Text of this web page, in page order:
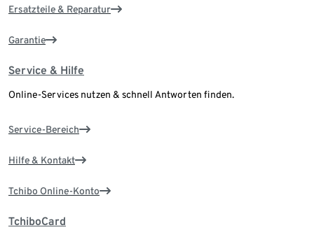
Ersatzteile & Reparatur
Garantie
Service & Hilfe
Online-Services nutzen & schnell Antworten finden.
Service-Bereich
Hilfe & Kontakt
Tchibo Online-Konto
TchiboCard